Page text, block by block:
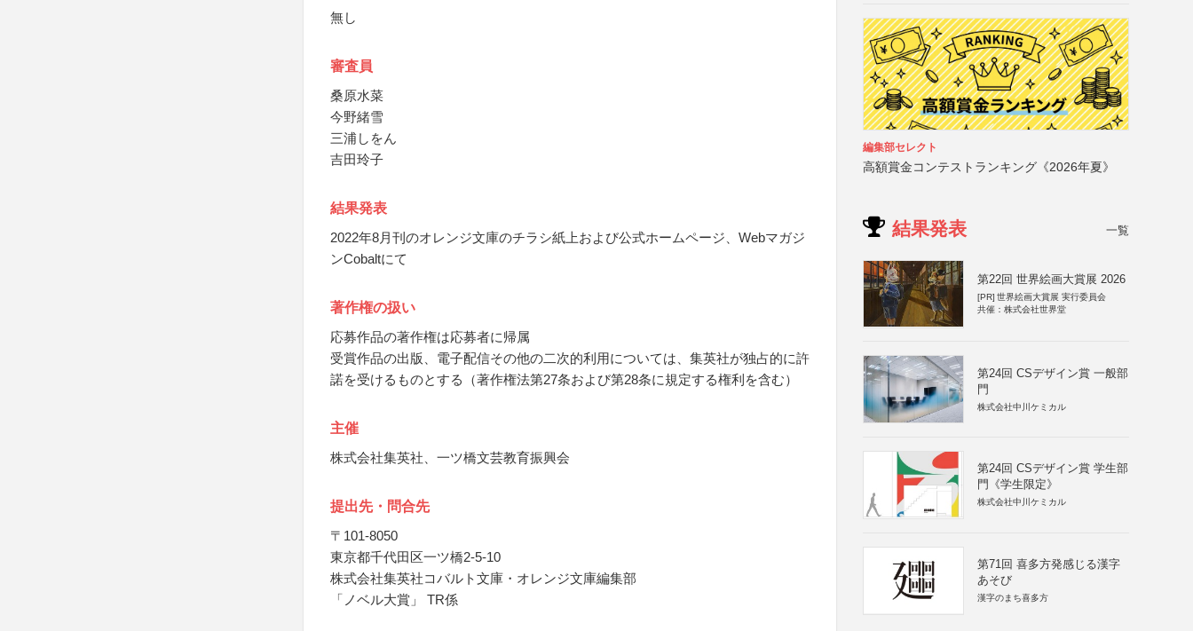
無し
審査員
桑原水菜
今野緒雪
三浦しをん
吉田玲子
結果発表
2022年8月刊のオレンジ文庫のチラシ紙上および公式ホームページ、Webマガジ
ンCobaltにて
著作権の扱い
応募作品の著作権は応募者に帰属
受賞作品の出版、電子配信その他の二次的利用については、集英社が独占的に許
諾を受けるものとする（著作権法第27条および第28条に規定する権利を含む）
主催
株式会社集英社、一ツ橋文芸教育振興会
提出先・問合先
〒101-8050
東京都千代田区一ツ橋2-5-10
株式会社集英社コバルト文庫・オレンジ文庫編集部
「ノベル大賞」 TR係
編集部セレクト
高額賞金コンテストランキング《2026年夏》
結果発表 一覧
第22回 世界絵画大賞展 2026
[PR] 世界絵画大賞展 実行委員会
共催：株式会社世界堂
第24回 CSデザイン賞 一般部
門
株式会社中川ケミカル
第24回 CSデザイン賞 学生部
門《学生限定》
株式会社中川ケミカル
第71回 喜多方発感じる漢字
あそび
漢字のまち喜多方